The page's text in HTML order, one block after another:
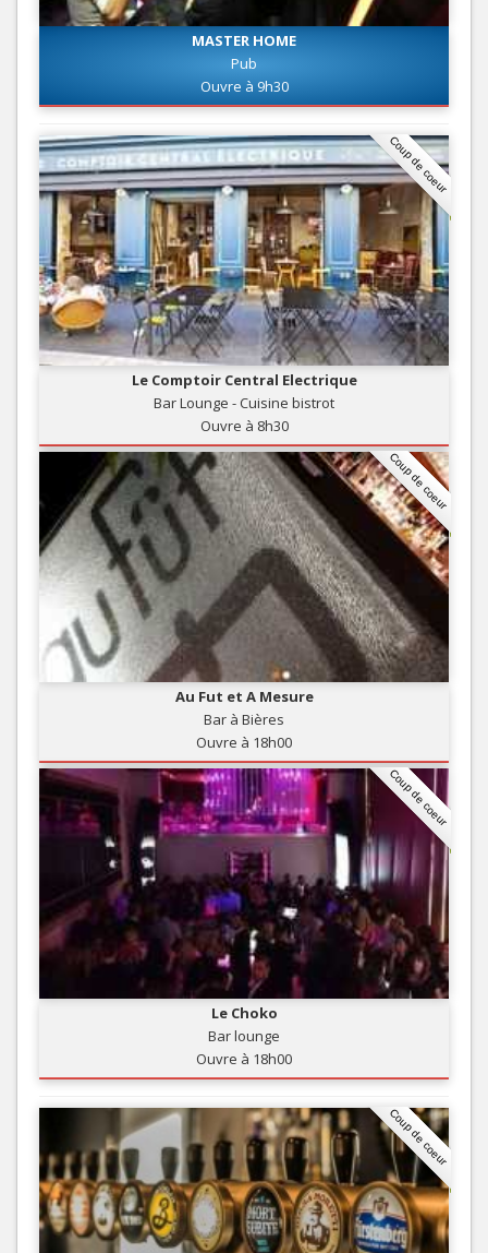
MASTER HOME
Pub
Ouvre à 9h30
Coup de coeur
Le Comptoir Central Electrique
Bar Lounge - Cuisine bistrot
Ouvre à 8h30
Coup de coeur
Au Fut et A Mesure
Bar à Bières
Ouvre à 18h00
Coup de coeur
Le Choko
Bar lounge
Ouvre à 18h00
Coup de coeur